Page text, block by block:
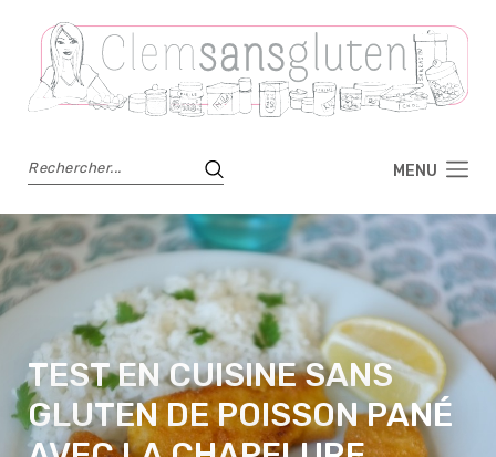
MENU
TEST EN CUISINE SANS
GLUTEN DE POISSON PANÉ